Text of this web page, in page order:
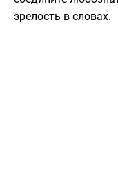
зрелость в словах.